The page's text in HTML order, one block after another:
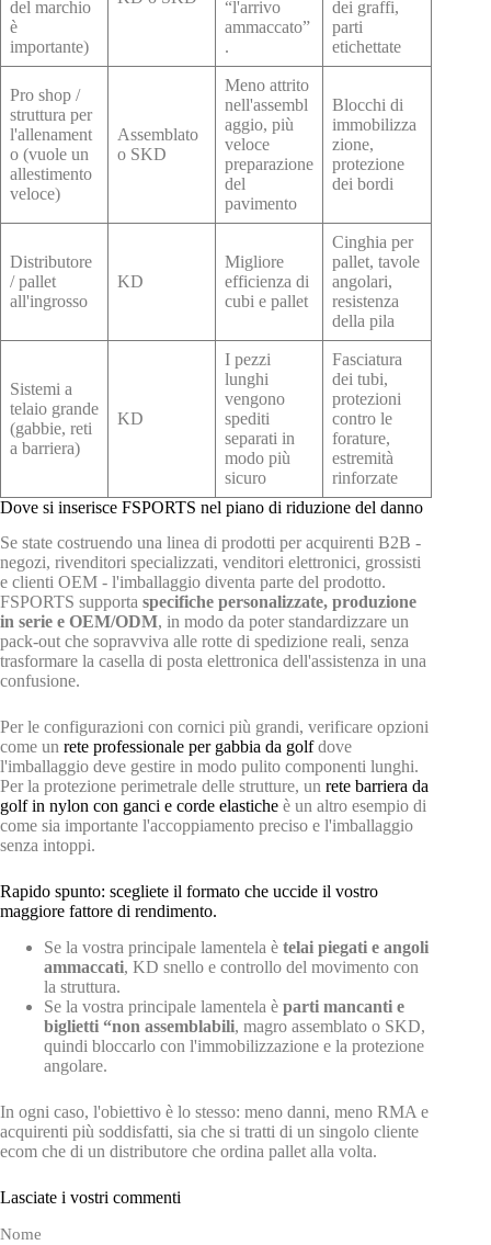
del marchio
è
importante)
“l'arrivo
ammaccato”
.
dei graffi,
parti
etichettate
Pro shop /
struttura per
l'allenament
o (vuole un
allestimento
veloce)
Assemblato
o SKD
Meno attrito
nell'assembl
aggio, più
veloce
preparazione
del
pavimento
Blocchi di
immobilizza
zione,
protezione
dei bordi
Distributore
/ pallet
all'ingrosso
KD
Migliore
efficienza di
cubi e pallet
Cinghia per
pallet, tavole
angolari,
resistenza
della pila
Sistemi a
telaio grande
(gabbie, reti
a barriera)
KD
I pezzi
lunghi
vengono
spediti
separati in
modo più
sicuro
Fasciatura
dei tubi,
protezioni
contro le
forature,
estremità
rinforzate
Dove si inserisce FSPORTS nel piano di riduzione del danno
Se state costruendo una linea di prodotti per acquirenti B2B -
negozi, rivenditori specializzati, venditori elettronici, grossisti
e clienti OEM - l'imballaggio diventa parte del prodotto.
FSPORTS supporta specifiche personalizzate, produzione
in serie e OEM/ODM, in modo da poter standardizzare un
pack-out che sopravviva alle rotte di spedizione reali, senza
trasformare la casella di posta elettronica dell'assistenza in una
confusione.
Per le configurazioni con cornici più grandi, verificare opzioni
come un rete professionale per gabbia da golfdove
l'imballaggio deve gestire in modo pulito componenti lunghi.
Per la protezione perimetrale delle strutture, un rete barriera da
golf in nylon con ganci e corde elastiche è un altro esempio di
come sia importante l'accoppiamento preciso e l'imballaggio
senza intoppi.
Rapido spunto: scegliete il formato che uccide il vostro
maggiore fattore di rendimento.
Se la vostra principale lamentela è telai piegati e angoli
ammaccati, KD snello e controllo del movimento con
la struttura.
Se la vostra principale lamentela è parti mancanti e
biglietti “non assemblabili, magro assemblato o SKD,
quindi bloccarlo con l'immobilizzazione e la protezione
angolare.
In ogni caso, l'obiettivo è lo stesso: meno danni, meno RMA e
acquirenti più soddisfatti, sia che si tratti di un singolo cliente
ecom che di un distributore che ordina pallet alla volta.
Lasciate i vostri commenti
Nome